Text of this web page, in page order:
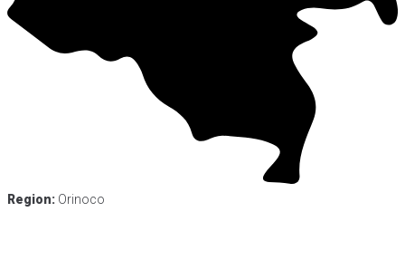
Region: Orinoco